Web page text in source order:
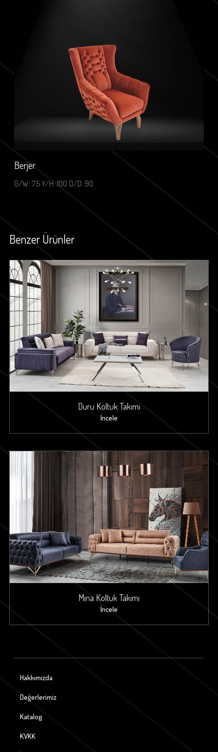
Berjer
G/W: 75 Y/H: 100 D/D: 90
Benzer Ürünler
Duru Koltuk Takımı
İncele
Mina Koltuk Takımı
İncele
Hakkımızda
Değerlerimiz
Katalog
KVKK